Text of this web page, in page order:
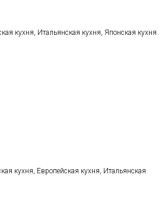
кухня, Итальянская кухня, Японская кухня
кухня, Европейская кухня, Итальянская